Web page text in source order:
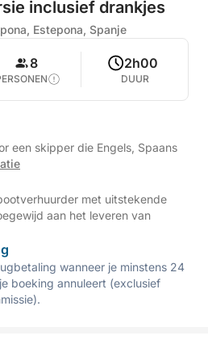
inclusief drankjes
Estepona, Spanje
8 2h00
DUUR
een skipper die Engels, Spaans
met uitstekende
aan het leveren van
wanneer je minstens 24
boeking annuleert (exclusief